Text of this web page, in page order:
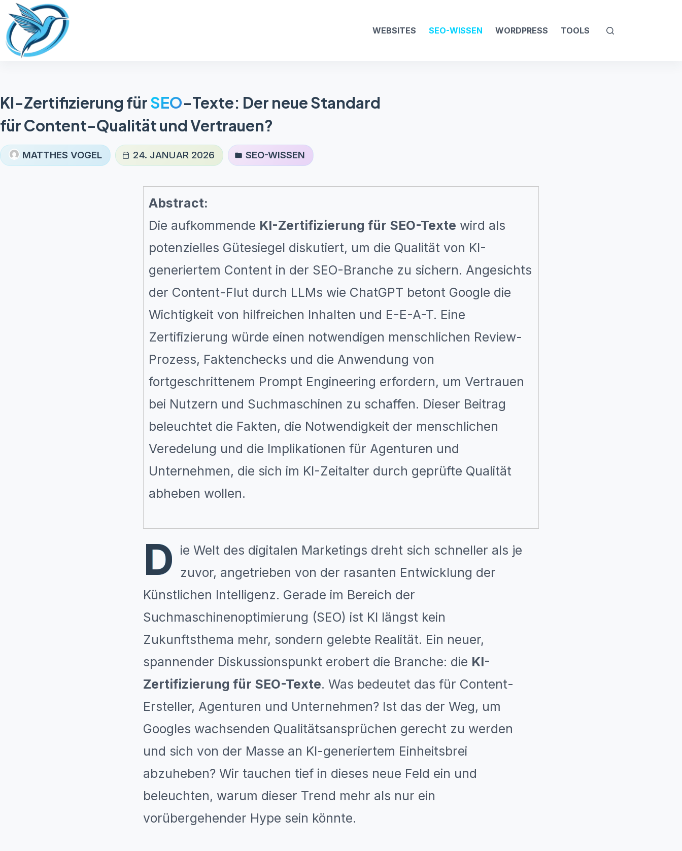
Zum
Inhalt
springen
WEBSITES SEO-WISSEN WORDPRESS TOOLS
KI-Zertifizierung fürSEO-Texte: Der neue Standard
für Content-Qualität und Vertrauen?
MATTHES VOGEL 24. JANUAR 2026 SEO-WISSEN
Abstract:
Die aufkommende KI-Zertifizierung für SEO-Texte wird als
potenzielles Gütesiegel diskutiert, um die Qualität von KI-
generiertem Content in der SEO-Branche zu sichern. Angesichts
der Content-Flut durch LLMs wie ChatGPT betont Google die
Wichtigkeit von hilfreichen Inhalten und E-E-A-T. Eine
Zertifizierung würde einen notwendigen menschlichen Review-
Prozess, Faktenchecks und die Anwendung von
fortgeschrittenem Prompt Engineering erfordern, um Vertrauen
bei Nutzern und Suchmaschinen zu schaffen. Dieser Beitrag
beleuchtet die Fakten, die Notwendigkeit der menschlichen
Veredelung und die Implikationen für Agenturen und
Unternehmen, die sich im KI-Zeitalter durch geprüfte Qualität
abheben wollen.
D ie Welt des digitalen Marketings dreht sich schneller als je
zuvor, angetrieben von der rasanten Entwicklung der
Künstlichen Intelligenz. Gerade im Bereich der
Suchmaschinenoptimierung (SEO) ist KI längst kein
Zukunftsthema mehr, sondern gelebte Realität. Ein neuer,
spannender Diskussionspunkt erobert die Branche: die KI-
Zertifizierung für SEO-Texte. Was bedeutet das für Content-
Ersteller, Agenturen und Unternehmen? Ist das der Weg, um
Googles wachsenden Qualitätsansprüchen gerecht zu werden
und sich von der Masse an KI-generiertem Einheitsbrei
abzuheben? Wir tauchen tief in dieses neue Feld ein und
beleuchten, warum dieser Trend mehr als nur ein
vorübergehender Hype sein könnte.